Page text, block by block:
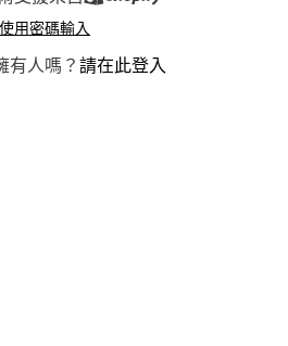
使用密碼輸入
有人嗎？ 請在此登入